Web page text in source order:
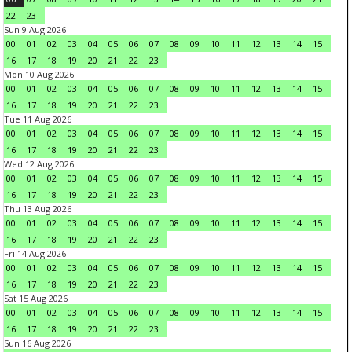
22
23
Sun 9 Aug 2026
00
01 02 03 04 05 06 07 08 09 10 11 12 13 14
15
16
17 18 19 20 21 22
23
Mon 10 Aug 2026
00
01 02 03 04 05 06 07 08 09 10 11 12 13 14
15
16
17 18 19 20 21 22
23
Tue 11 Aug 2026
00
01 02 03 04 05 06 07 08 09 10 11 12 13 14
15
16
17 18 19 20 21 22
23
Wed 12 Aug 2026
00
01 02 03 04 05 06 07 08 09 10 11 12 13 14
15
16
17 18 19 20 21 22
23
Thu 13 Aug 2026
00
01 02 03 04 05 06 07 08 09 10 11 12 13 14
15
16
17 18 19 20 21 22
23
Fri 14 Aug 2026
00
01 02 03 04 05 06 07 08 09 10 11 12 13 14
15
16
17 18 19 20 21 22
23
Sat 15 Aug 2026
00
01 02 03 04 05 06 07 08 09 10 11 12 13 14
15
16
17 18 19 20 21 22
23
Sun 16 Aug 2026